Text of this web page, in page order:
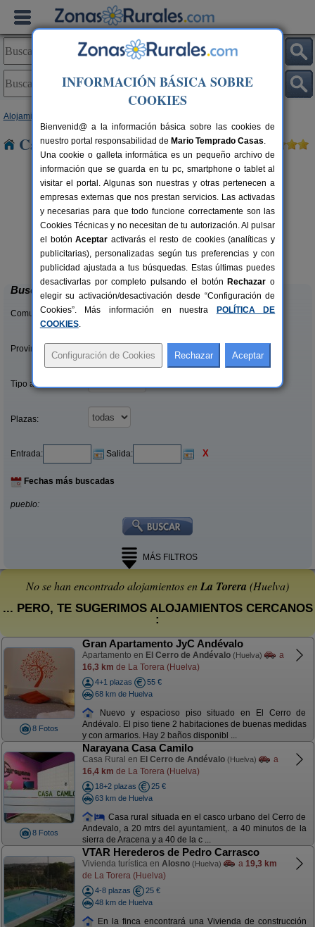
Alojamientos
Casas Rurales cerca de La Torera
6+2 pers.
desde 40 €
Apartamentos Rurales Finca La
Media Legua
Aracena (Huelva)
Buscar
Comunidades:
Provincias/Islas:
Tipo alquiler:
Plazas:
Entrada: Salida: X
Fechas más buscadas
pueblo:
MÁS FILTROS
No se han encontrado alojamientos enLa Torera (Huelva)
... PERO, TE SUGERIMOS ALOJAMIENTOS CERCANOS
:
8 Fotos
Gran Apartamento JyC Andévalo
Apartamento en El Cerro de Andévalo (Huelva)
a
16,3 km de La Torera (Huelva)
4+1 plazas
55 €
68 km de Huelva
Nuevo y espacioso piso situado en El Cerro de
Andévalo. El piso tiene 2 habitaciones de buenas medidas
y con armarios. Hay 2 baños disponibl ...
8 Fotos
Narayana Casa Camilo
Casa Rural en El Cerro de Andévalo (Huelva)
a
16,4 km de La Torera (Huelva)
18+2 plazas
25 €
63 km de Huelva
Casa rural situada en el casco urbano del Cerro de
Andevalo, a 20 mtrs del ayuntamient,. a 40 minutos de la
sierra de Aracena y a 40 de la c ...
VTAR Herederos de Pedro Carrasco
Vivienda turística en Alosno (Huelva) a 19,3 km
de La Torera (Huelva)
4-8 plazas
25 €
48 km de Huelva
En la finca encontrará una Vivienda de construcción
INFORMACIÓN BÁSICA SOBRE
COOKIES
Bienvenid@ a la información básica sobre las cookies de
nuestro portal responsabilidad de Mario Temprado Casas.
Una cookie o galleta informática es un pequeño archivo de
información que se guarda en tu pc, smartphone o tablet al
visitar el portal. Algunas son nuestras y otras pertenecen a
empresas externas que nos prestan servicios. Las activadas
y necesarias para que todo funcione correctamente son las
Cookies Técnicas y no necesitan de tu autorización. Al pulsar
el botónAceptar activarás el resto de cookies (analíticas y
publicitarias), personalizadas según tus preferencias y con
publicidad ajustada a tus búsquedas. Estas últimas puedes
desactivarlas por completo pulsando el botón Rechazar o
elegir su activación/desactivación desde “Configuración de
Cookies”. Más información en nuestra
POLÍTICA DE
COOKIES.